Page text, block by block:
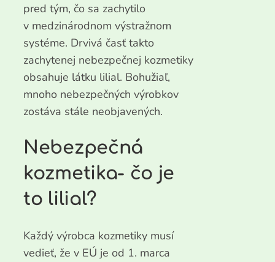
pred tým, čo sa zachytilo
v medzinárodnom výstražnom
systéme. Drvivá časť takto
zachytenej nebezpečnej kozmetiky
obsahuje látku lilial. Bohužiaľ,
mnoho nebezpečných výrobkov
zostáva stále neobjavených.
Nebezpečná
kozmetika- čo je
to lilial?
Každý výrobca kozmetiky musí
vedieť, že v EÚ je od 1. marca